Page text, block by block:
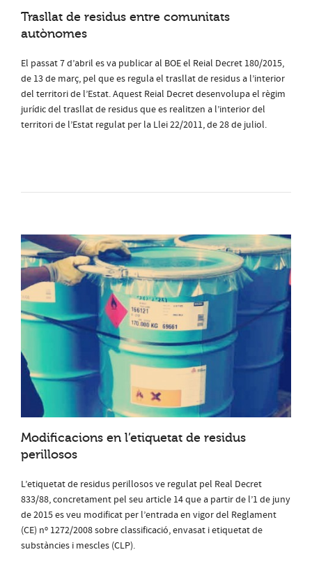
Trasllat de residus entre comunitats
autònomes
El passat 7 d’abril es va publicar al BOE el Reial Decret 180/2015,
de 13 de març, pel que es regula el trasllat de residus a l’interior
del territori de l’Estat. Aquest Reial Decret desenvolupa el règim
jurídic del trasllat de residus que es realitzen a l’interior del
territori de l’Estat regulat per la Llei 22/2011, de 28 de juliol.
Modificacions en l’etiquetat de residus
perillosos
L’etiquetat de residus perillosos ve regulat pel Real Decret
833/88, concretament pel seu article 14 que a partir de l’1 de juny
de 2015 es veu modificat per l’entrada en vigor del Reglament
(CE) nº 1272/2008 sobre classificació, envasat i etiquetat de
substàncies i mescles (CLP).